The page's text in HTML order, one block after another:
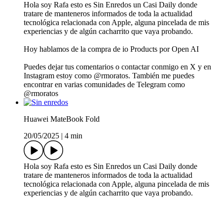
Hola soy Rafa esto es Sin Enredos un Casi Daily donde
tratare de manteneros informados de toda la actualidad
tecnológica relacionada con Apple, alguna pincelada de mis
experiencias y de algún cacharrito que vaya probando.
Hoy hablamos de la compra de io Products por Open AI
Puedes dejar tus comentarios o contactar conmigo en X y en
Instagram estoy como @rmoratos. También me puedes
encontrar en varias comunidades de Telegram como
@rmoratos
Huawei MateBook Fold
20/05/2025
4 min
Hola soy Rafa esto es Sin Enredos un Casi Daily donde
tratare de manteneros informados de toda la actualidad
tecnológica relacionada con Apple, alguna pincelada de mis
experiencias y de algún cacharrito que vaya probando.